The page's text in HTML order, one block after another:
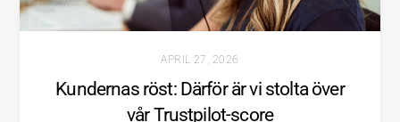
APRIL 27, 2026
Kundernas röst: Därför är vi stolta över
vår Trustpilot-score